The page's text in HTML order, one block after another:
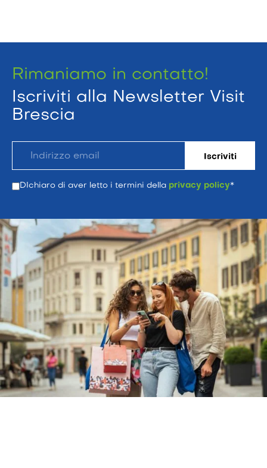
Rimaniamo in contatto!
Iscriviti alla Newsletter Visit
Brescia
DIchiaro di aver letto i termini della privacy policy*